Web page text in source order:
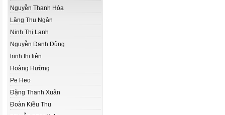
Nguyễn Thanh Hòa
Lăng Thu Ngân
Ninh Thị Lanh
Nguyễn Danh Dũng
trịnh thị liên
Hoàng Hường
Pe Heo
Đặng Thanh Xuân
Đoàn Kiều Thu